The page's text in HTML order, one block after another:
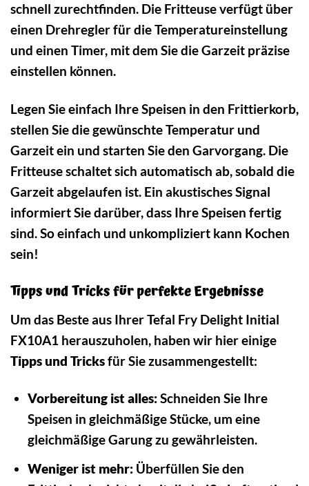
schnell zurechtfinden. Die Fritteuse verfügt über
einen Drehregler für die Temperatureinstellung
und einen Timer, mit dem Sie die Garzeit präzise
einstellen können.
Legen Sie einfach Ihre Speisen in den Frittierkorb,
stellen Sie die gewünschte Temperatur und
Garzeit ein und starten Sie den Garvorgang. Die
Fritteuse schaltet sich automatisch ab, sobald die
Garzeit abgelaufen ist. Ein akustisches Signal
informiert Sie darüber, dass Ihre Speisen fertig
sind. So einfach und unkompliziert kann Kochen
sein!
Tipps und Tricks für perfekte Ergebnisse
Um das Beste aus Ihrer Tefal Fry Delight Initial
FX10A1 herauszuholen, haben wir hier einige
Tipps und Tricksfür Sie zusammengestellt:
Vorbereitung ist alles:Schneiden Sie Ihre
Speisen in gleichmäßige Stücke, um eine
gleichmäßige Garung zu gewährleisten.
Weniger ist mehr:Überfüllen Sie den